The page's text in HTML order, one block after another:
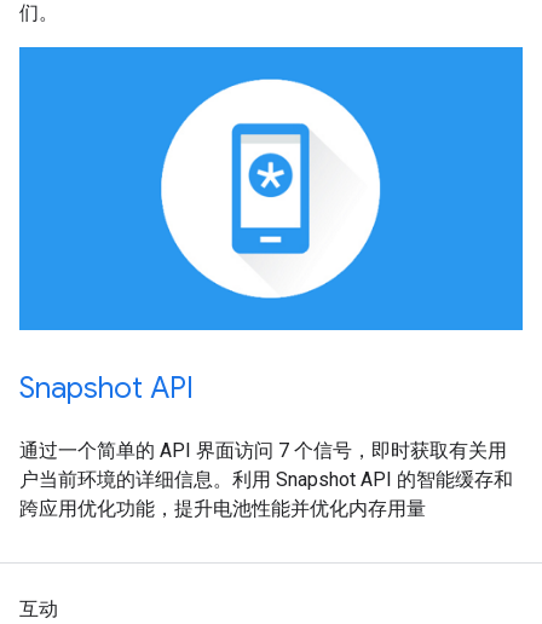
们。
Snapshot API
通过一个简单的 API 界面访问 7 个信号，即时获取有关用
户当前环境的详细信息。利用 Snapshot API 的智能缓存和
跨应用优化功能，提升电池性能并优化内存用量
互动